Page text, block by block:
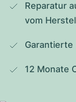
Reparatur
vom
Garantierte
12 Monate